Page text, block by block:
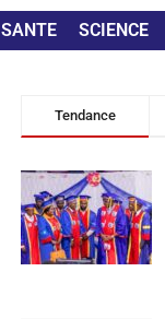
SANTE SCIENCE
Tendance